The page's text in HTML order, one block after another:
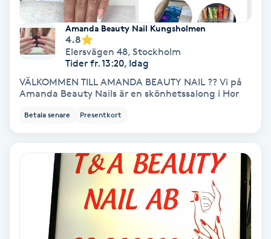
Ombre naglar
Optiker
Ortobionomi
Osteopati
Paraffinbehandling
Amanda Beauty Nail Kungsholmen
4.8
Elersvägen 48, Stockholm
Tider fr. 13:20, Idag
VÄLKOMMEN TILL AMANDA BEAUTY NAIL ?? Vi på
Amanda Beauty Nails är en skönhetssalong i Hor
Betala senare Presentkort